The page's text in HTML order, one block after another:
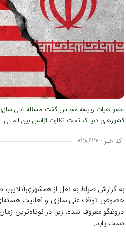
عضو هیات رییسه مجلس گفت: مسئله غنی سازی و
کشور‌های دنیا که تحت نظارت آژانس بین المللی
کد خبر :۷۳۸۶۲۷
به گزارش صراط به نقل از همشهری‌آنلاین،
خصوص توقف غنی سازی و فعالیت
دروغگو معروف شده، زیرا در کوتاه‌ترین
دست یابد.